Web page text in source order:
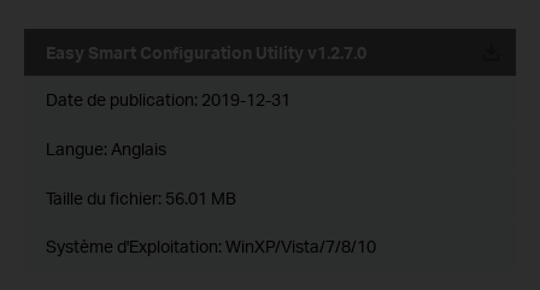
Easy Smart Configuration Utility v1.2.7.0
Date de publication: 2019-12-31
Langue: Anglais
Taille du fichier: 56.01 MB
Système d'Exploitation: WinXP/Vista/7/8/10